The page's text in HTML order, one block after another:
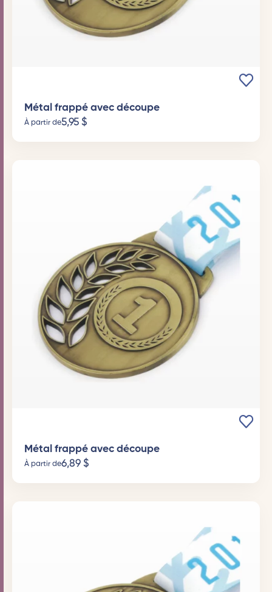
Métal frappé avec découpe
À partir de5,95 $
Métal frappé avec découpe
À partir de6,89 $